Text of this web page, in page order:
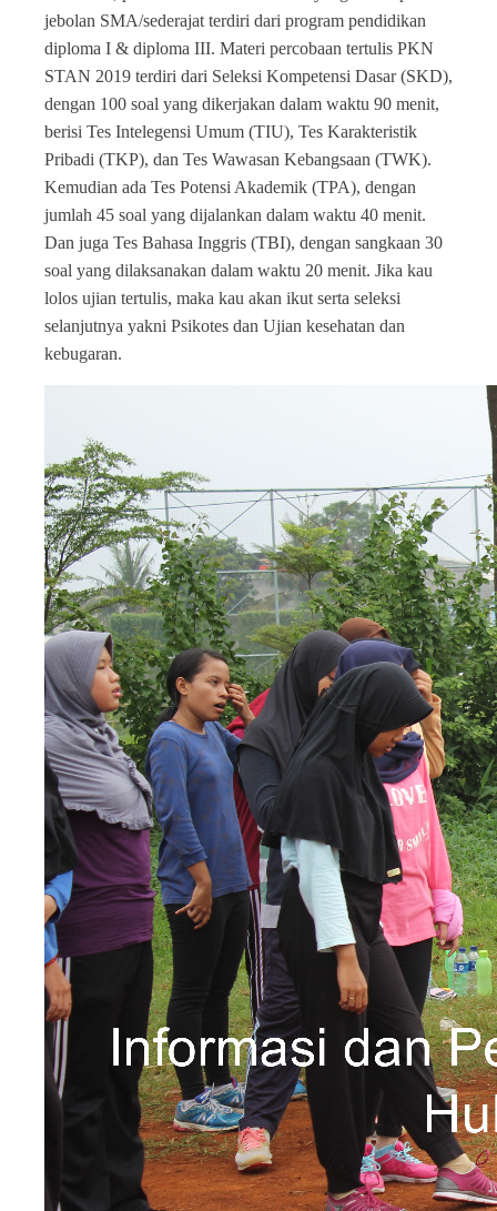
jebolan SMA/sederajat terdiri dari program pendidikan
diploma I & diploma III. Materi percobaan tertulis PKN
STAN 2019 terdiri dari Seleksi Kompetensi Dasar (SKD),
dengan 100 soal yang dikerjakan dalam waktu 90 menit,
berisi Tes Intelegensi Umum (TIU), Tes Karakteristik
Pribadi (TKP), dan Tes Wawasan Kebangsaan (TWK).
Kemudian ada Tes Potensi Akademik (TPA), dengan
jumlah 45 soal yang dijalankan dalam waktu 40 menit.
Dan juga Tes Bahasa Inggris (TBI), dengan sangkaan 30
soal yang dilaksanakan dalam waktu 20 menit. Jika kau
lolos ujian tertulis, maka kau akan ikut serta seleksi
selanjutnya yakni Psikotes dan Ujian kesehatan dan
kebugaran.